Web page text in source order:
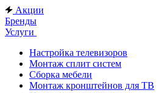
Акции
Бренды
Услуги
Настройка телевизоров
Монтаж сплит систем
Сборка мебели
Монтаж кронштейнов для ТВ